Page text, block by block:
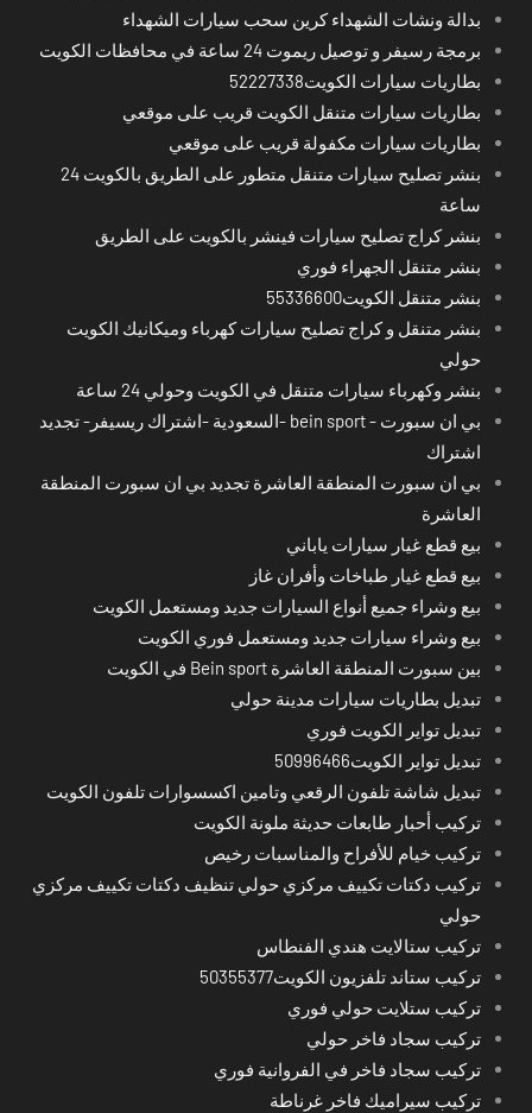
بدالة ونشات الشهداء كرين سحب سيارات الشهداء
برمجة رسيفر و توصيل ريموت 24 ساعة في محافظات الكويت
بطاريات سيارات الكويت52227338
بطاريات سيارات متنقل الكويت قريب على موقعي
بطاريات سيارات مكفولة قريب على موقعي
بنشر تصليح سيارات متنقل متطور على الطريق بالكويت 24
ساعة
بنشر كراج تصليح سيارات فينشر بالكويت على الطريق
بنشر متنقل الجهراء فوري
بنشر متنقل الكويت55336600
بنشر متنقل و كراج تصليح سيارات كهرباء وميكانيك الكويت
حولي
بنشر وكهرباء سيارات متنقل في الكويت وحولي 24 ساعة
بي ان سبورت - bein sport -السعودية -اشتراك ريسيفر- تجديد
اشتراك
بي ان سبورت المنطقة العاشرة تجديد بي ان سبورت المنطقة
العاشرة
بيع قطع غيار سيارات ياباني
بيع قطع غيار طباخات وأفران غاز
بيع وشراء جميع أنواع السيارات جديد ومستعمل الكويت
بيع وشراء سيارات جديد ومستعمل فوري الكويت
بين سبورت المنطقة العاشرة Bein sport في الكويت
تبديل بطاريات سيارات مدينة حولي
تبديل تواير الكويت فوري
تبديل تواير الكويت50996466
تبديل شاشة تلفون الرقعي وتامين اكسسوارات تلفون الكويت
تركيب أحبار طابعات حديثة ملونة الكويت
تركيب خيام للأفراح والمناسبات رخيص
تركيب دكتات تكييف مركزي حولي تنظيف دكتات تكييف مركزي
حولي
تركيب ستالايت هندي الفنطاس
تركيب ستاند تلفزيون الكويت50355377
تركيب ستلايت حولي فوري
تركيب سجاد فاخر حولي
تركيب سجاد فاخر في الفروانية فوري
تركيب سيراميك فاخر غرناطة